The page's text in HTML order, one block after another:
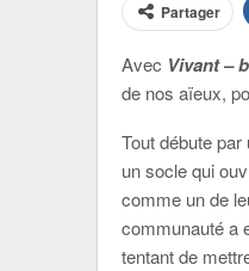
Partager
Avec Vivant –
de nos aïeux,
Tout débute
un socle qui
comme un de
communauté a
tentant de